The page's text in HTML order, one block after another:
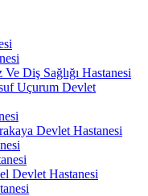
Diş Sağlığı Hastanesi
Uçurum Devlet
Devlet Hastanesi
Devlet Hastanesi